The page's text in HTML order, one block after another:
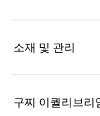
소재 및 관리
구찌 이퀄리브리